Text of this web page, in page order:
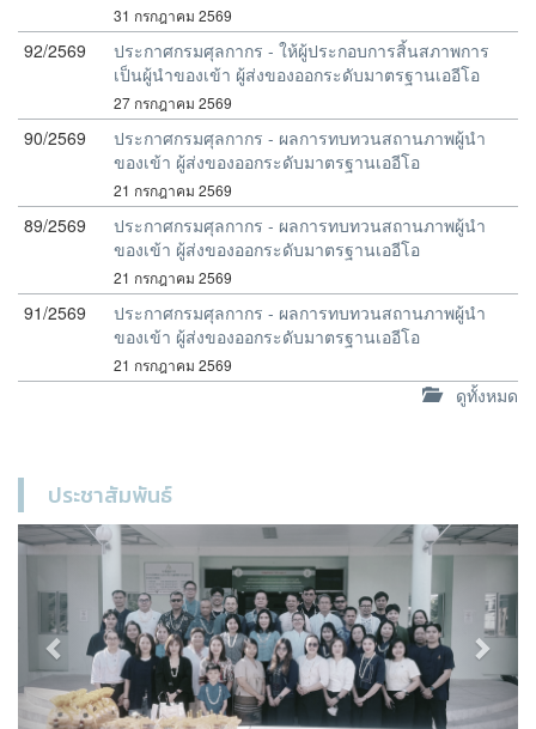
31 กรกฎาคม 2569
92/2569
ประกาศกรมศุลกากร - ให้ผู้ประกอบการสิ้นสภาพการ
เป็นผู้นำของเข้า ผู้ส่งของออกระดับมาตรฐานเออีโอ
27 กรกฎาคม 2569
90/2569
ประกาศกรมศุลกากร - ผลการทบทวนสถานภาพผู้นำ
ของเข้า ผู้ส่งของออกระดับมาตรฐานเออีโอ
21 กรกฎาคม 2569
89/2569
ประกาศกรมศุลกากร - ผลการทบทวนสถานภาพผู้นำ
ของเข้า ผู้ส่งของออกระดับมาตรฐานเออีโอ
21 กรกฎาคม 2569
91/2569
ประกาศกรมศุลกากร - ผลการทบทวนสถานภาพผู้นำ
ของเข้า ผู้ส่งของออกระดับมาตรฐานเออีโอ
21 กรกฎาคม 2569
ดูทั้งหมด
ประชาสัมพันธ์
Previous Next